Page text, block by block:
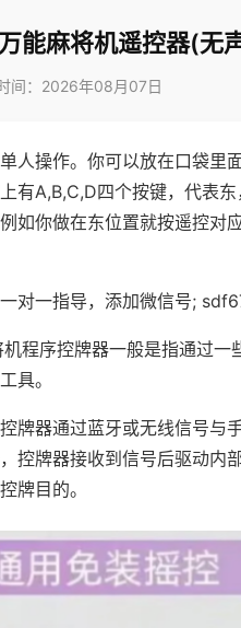
能麻将机遥控器(无
间：2026年08月07日
人操作。你可以放在口袋里
有A,B,C,D四个按键，代表东
如你做在东位置就按遥控对
对一指导，添加微信号;
程序控牌器一般是指通过一
具。
牌器通过蓝牙或无线信号与
控牌器接收到信号后驱动内
牌目的。